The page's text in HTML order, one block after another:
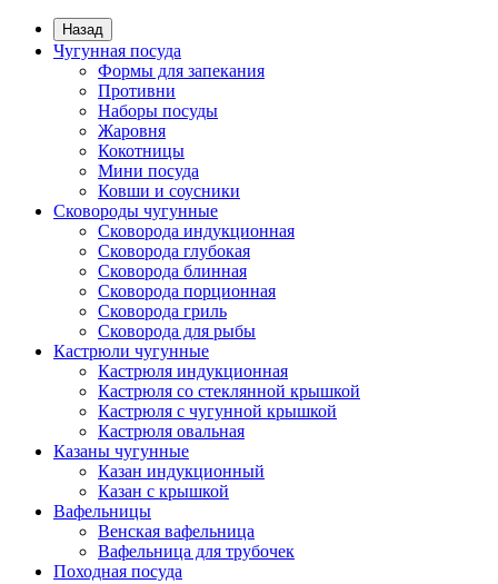
Назад
Чугунная посуда
Формы для запекания
Противни
Наборы посуды
Жаровня
Кокотницы
Мини посуда
Ковши и соусники
Сковороды чугунные
Сковорода индукционная
Сковорода глубокая
Сковорода блинная
Сковорода порционная
Сковорода гриль
Сковорода для рыбы
Кастрюли чугунные
Кастрюля индукционная
Кастрюля со стеклянной крышкой
Кастрюля с чугунной крышкой
Кастрюля овальная
Казаны чугунные
Казан индукционный
Казан с крышкой
Вафельницы
Венская вафельница
Вафельница для трубочек
Походная посуда